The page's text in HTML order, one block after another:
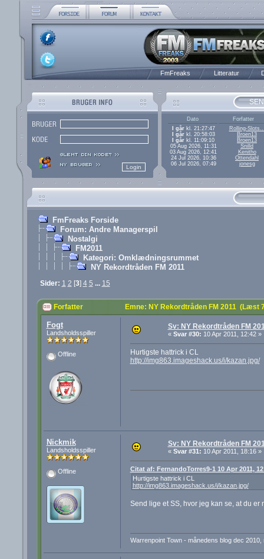
FmFreaks Litteratur
Dato
Forfatter
I gårkl. 21:27:47
Rolling-
I gårkl. 20:58:03
Broen13
I går kl. 11:09:10
Broen13
05 Aug 2026, 11:31
Snilld
03 Aug 2026, 12:41
Kenitho
24 Jul 2026, 10:36
Ottendahl
06 Jul 2026, 07:49
jonesg
FmFreaks Forside
Forum: Andre Managerspil
Nostalgi
FM2011
Kategori: Omklædningsrummet
NY Rekordtråden FM 2011
Sider: 1 2 [3] 4 5 ... 15
Forfatter Emne: NY Rekordtråden FM 2011 (Læst
Fogt
Landsholdsspiller
Offline
Sv: NY Rekordtråden FM
« Svar #30: 10 Apr 2011, 12:42 »
Hurtigste hattrick i CL
http://img863.imageshack.us/i/kazan.jpg/
Nickmik
Landsholdsspiller
Offline
Sv: NY Rekordtråden FM
« Svar #31: 10 Apr 2011, 18:16 »
Citat af: FernandoTorres9-1 10 Apr 2011,
Hurtigste hattrick i CL
http://img863.imageshack.us/i/kazan.jpg/
Send lige et SS, hvor jeg kan se, at du er
Warrenpoint Town - månedens blog dec